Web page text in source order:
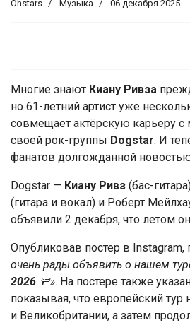
Ohstars Музыка 06 декабря 2025
Многие знают Киану Ривза
но 61-летний артист уже
совмещает актёрскую карьеру с
своей рок-группы Dogstar. И
фанатов долгожданной
Dogstar — Киану Ривз (бас-
(гитара и вокал) и Роберт
объявили 2 декабря, что летом
Опубликовав постер в Instagram,
очень рады объявить о нашем
2026 🚥». На постере также
показывая, что европейский тур
и Великобритании, а затем